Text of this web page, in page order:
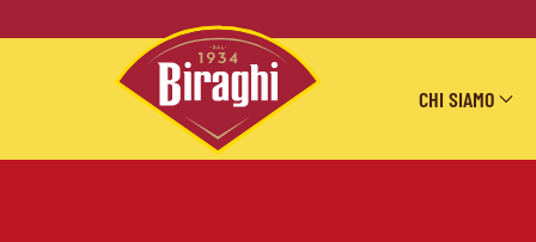
Skip to main content
CHI SIAMO